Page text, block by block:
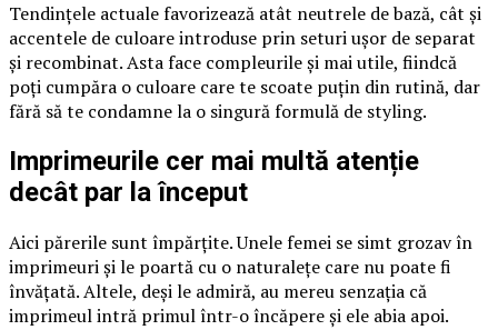
Tendințele actuale favorizează atât neutrele de bază, cât și
accentele de culoare introduse prin seturi ușor de separat
și recombinat. Asta face compleurile și mai utile, fiindcă
poți cumpăra o culoare care te scoate puțin din rutină, dar
fără să te condamne la o singură formulă de styling.
Imprimeurile cer mai multă atenție
decât par la început
Aici părerile sunt împărțite. Unele femei se simt grozav în
imprimeuri și le poartă cu o naturalețe care nu poate fi
învățată. Altele, deși le admiră, au mereu senzația că
imprimeul intră primul într-o încăpere și ele abia apoi.